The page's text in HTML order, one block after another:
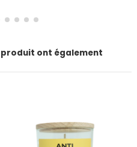
produit ont également